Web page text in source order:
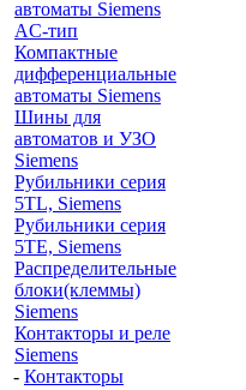
автоматы Siemens
AС-тип
Компактные
дифференциальные
автоматы Siemens
Шины для
автоматов и УЗО
Siemens
Рубильники серия
5TL, Siemens
Рубильники серия
5TE, Siemens
Распределительные
блоки(клеммы)
Siemens
Контакторы и реле
Siemens
- Контакторы